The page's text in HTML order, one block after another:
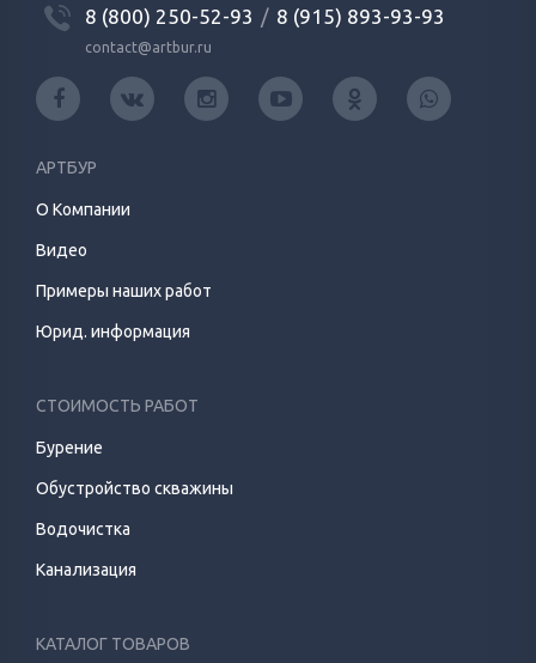
8 (800) 250-52-93 / 8 (915) 893-93-93
contact@artbur.ru
АРТБУР
О Компании
Видео
Примеры наших работ
Юрид. информация
СТОИМОСТЬ РАБОТ
Бурение
Обустройство скважины
Водочистка
Канализация
КАТАЛОГ ТОВАРОВ